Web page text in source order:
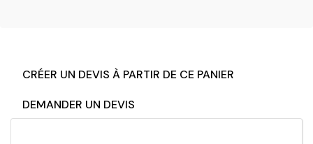
CRÉER UN DEVIS À PARTIR DE CE PANIER
DEMANDER UN DEVIS